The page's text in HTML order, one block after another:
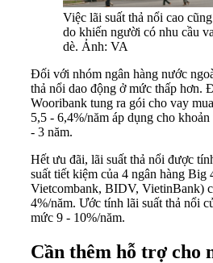
Việc lãi suất thả nổi cao
do khiến người có nhu cầu
dè. Ảnh: VA
Đối với nhóm ngân hàng nước
thả nổi dao động ở mức thấp hơn.
Wooribank tung ra gói cho vay
5,5 - 6,4%/năm áp dụng cho
- 3 năm.
Hết ưu đãi, lãi suất thả nổi được
suất tiết kiệm của 4 ngân hàng Big
Vietcombank, BIDV, VietinBank)
4%/năm. Ước tính lãi suất thả nổi
mức 9 - 10%/năm.
Cần thêm hỗ trợ cho